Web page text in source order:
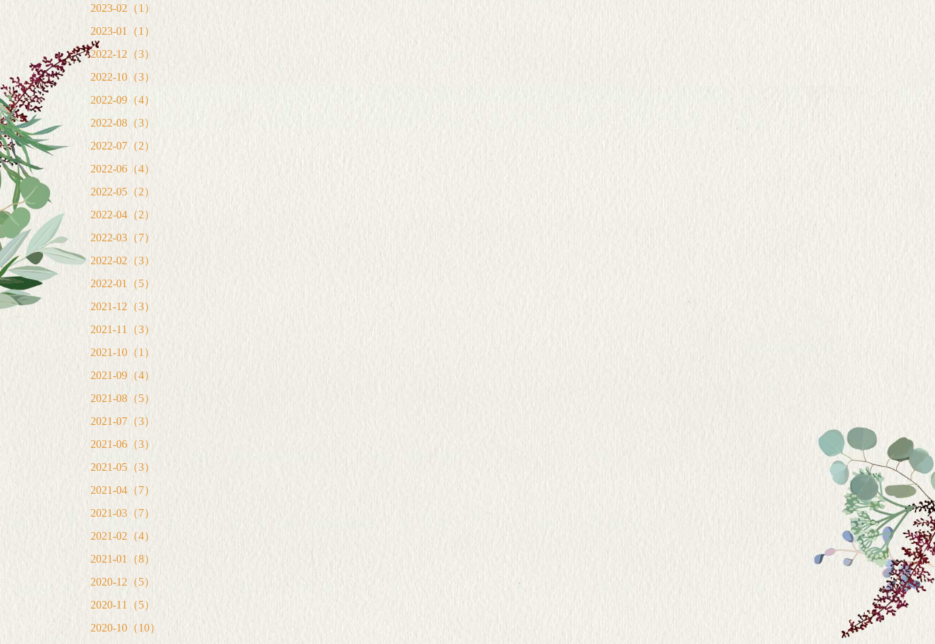
2023-02（1）
2023-01（1）
2022-12（3）
2022-10（3）
2022-09（4）
2022-08（3）
2022-07（2）
2022-06（4）
2022-05（2）
2022-04（2）
2022-03（7）
2022-02（3）
2022-01（5）
2021-12（3）
2021-11（3）
2021-10（1）
2021-09（4）
2021-08（5）
2021-07（3）
2021-06（3）
2021-05（3）
2021-04（7）
2021-03（7）
2021-02（4）
2021-01（8）
2020-12（5）
2020-11（5）
2020-10（10）